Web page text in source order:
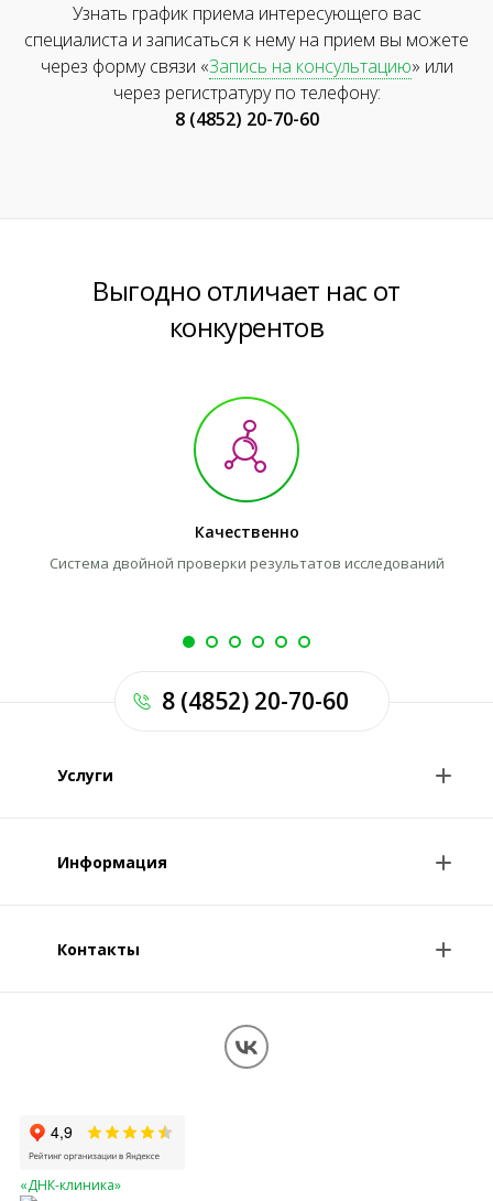
Узнать график приема интересующего вас
специалиста и записаться к нему на прием вы можете
через форму связи «Запись на консультацию» или
через регистратуру по телефону:
8 (4852) 20-70-60
Выгодно отличает нас от
конкурентов
Качественно
Система двойной проверки результатов исследований
Услуги
Консультации врачей
Информация
О клинике
Обработка персональных данных
Контакты
«ДНК-клиника»
8 (4852) 20-70-60